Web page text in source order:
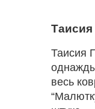
Таисия
весь